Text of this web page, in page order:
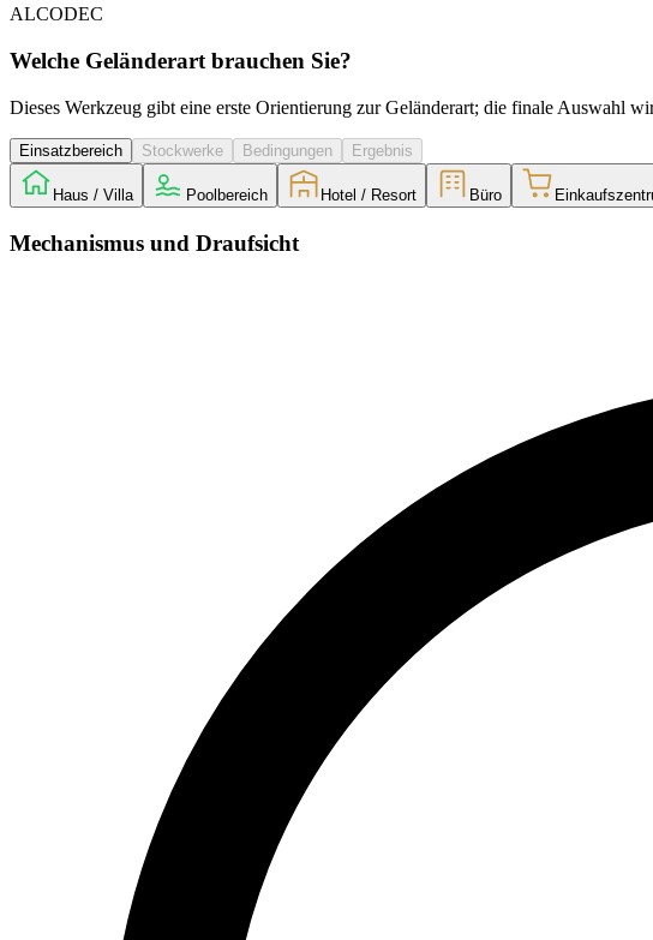
ALCODEC
Welche Geländerart brauchen Sie?
Dieses Werkzeug gibt eine erste Orientierung zur Geländerart; die finale Auswahl
Einsatzbereich Stockwerke Bedingungen Ergebnis
Haus / Villa Poolbereich Hotel / Resort Büro
Mechanismus und Draufsicht